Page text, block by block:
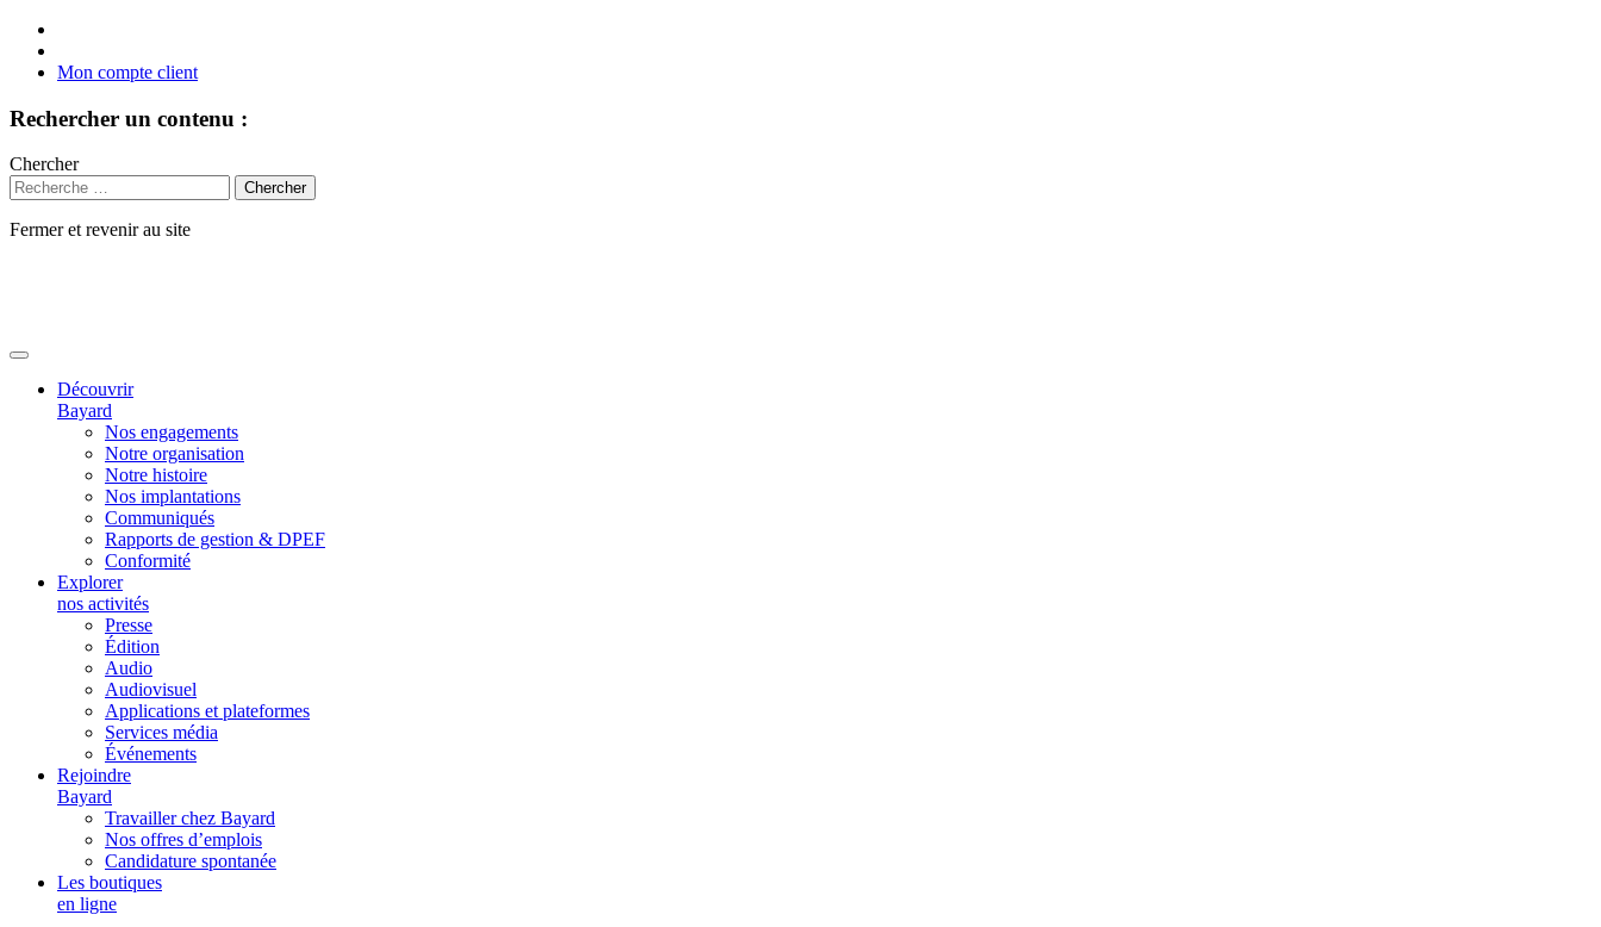
Mon compte client
Rechercher un contenu :
Chercher
Fermer et revenir au site
Découvrir
Bayard
Nos engagements
Notre organisation
Notre histoire
Nos implantations
Communiqués
Rapports de gestion & DPEF
Conformité
Explorer
nos activités
Presse
Édition
Audio
Audiovisuel
Applications et plateformes
Services média
Événements
Rejoindre
Bayard
Travailler chez Bayard
Nos offres d’emplois
Candidature spontanée
Les boutiques
en ligne